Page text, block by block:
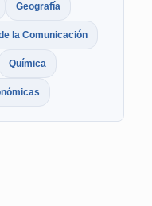
Geografía
la Comunicación
Química